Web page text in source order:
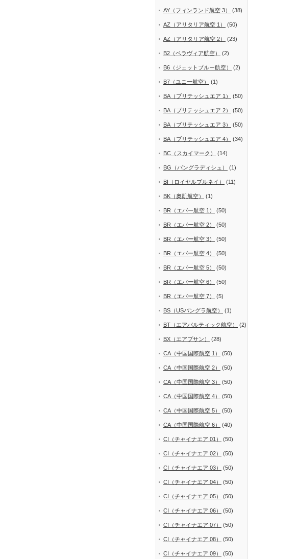
AY（フィンランド航空 3） (38)
AZ（アリタリア航空 1） (50)
AZ（アリタリア航空 2） (23)
B2（ベラヴィア航空） (2)
B6（ジェットブルー航空） (2)
B7（ユニー航空） (1)
BA（ブリテッシュエア 1） (50)
BA（ブリテッシュエア 2） (50)
BA（ブリテッシュエア 3） (50)
BA（ブリテッシュエア 4） (34)
BC（スカイマーク） (14)
BG（バングラディシュ） (1)
BI（ロイヤルブルネイ） (11)
BK（奥凱航空） (1)
BR（エバー航空 1） (50)
BR（エバー航空 2） (50)
BR（エバー航空 3） (50)
BR（エバー航空 4） (50)
BR（エバー航空 5） (50)
BR（エバー航空 6） (50)
BR（エバー航空 7） (5)
BS（USバングラ航空） (1)
BT（エアバルティック航空） (2)
BX（エアプサン） (28)
CA（中国国際航空 1） (50)
CA（中国国際航空 2） (50)
CA（中国国際航空 3） (50)
CA（中国国際航空 4） (50)
CA（中国国際航空 5） (50)
CA（中国国際航空 6） (40)
CI（チャイナエア 01） (50)
CI（チャイナエア 02） (50)
CI（チャイナエア 03） (50)
CI（チャイナエア 04） (50)
CI（チャイナエア 05） (50)
CI（チャイナエア 06） (50)
CI（チャイナエア 07） (50)
CI（チャイナエア 08） (50)
CI（チャイナエア 09） (50)